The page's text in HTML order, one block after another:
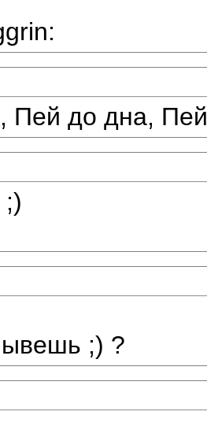
Пей до дна,
;) ?